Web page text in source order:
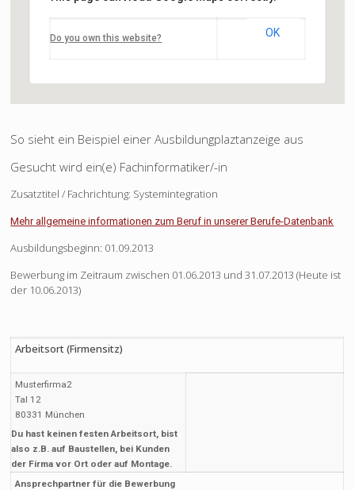
Do you own this website? OK
So sieht ein Beispiel einer Ausbildungplaztanzeige aus
Gesucht wird ein(e) Fachinformatiker/-in
Zusatztitel / Fachrichtung: Systemintegration
Mehr allgemeine informationen zum Beruf in unserer Berufe-Datenbank
Ausbildungsbeginn: 01.09.2013
Bewerbung im Zeitraum zwischen 01.06.2013 und 31.07.2013 (Heute ist
der 10.06.2013)
Arbeitsort (Firmensitz)
Musterfirma2
Tal 12
80331 München
Du hast keinen festen Arbeitsort, bist
also z.B. auf Baustellen, bei Kunden
der Firma vor Ort oder auf Montage.
Ansprechpartner für die Bewerbung